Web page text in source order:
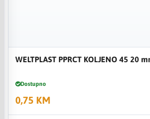
WELTPLAST PPRCT KOLJENO 45 20
Dostupno
0,75 KM